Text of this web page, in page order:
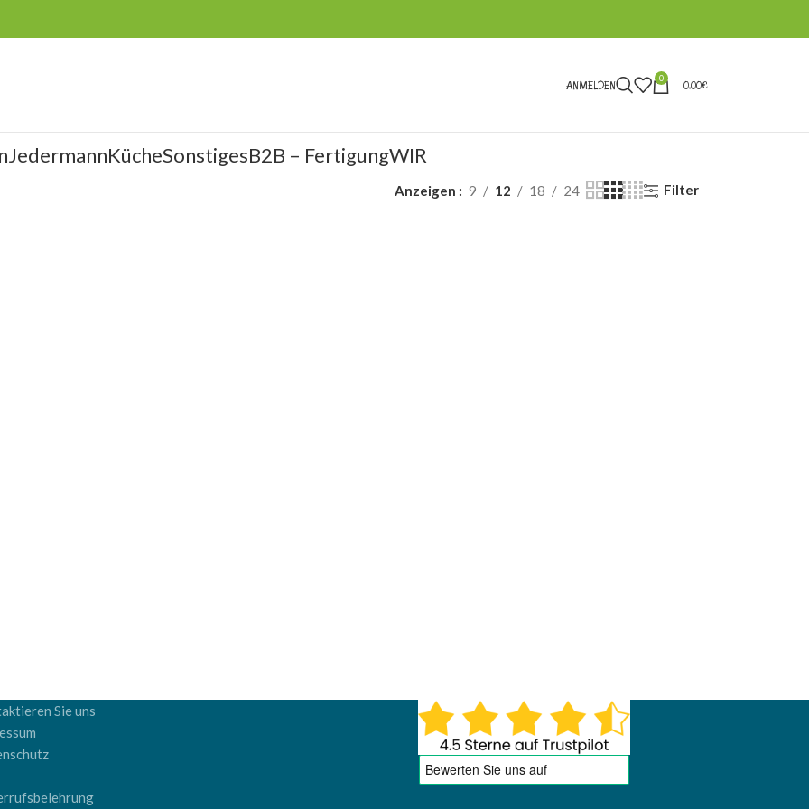
ANMELDEN 0 0,00€
JedermannKücheSonstigesB2B – FertigungWIR
Anzeigen 9 12 18 24 Filter
Sie uns